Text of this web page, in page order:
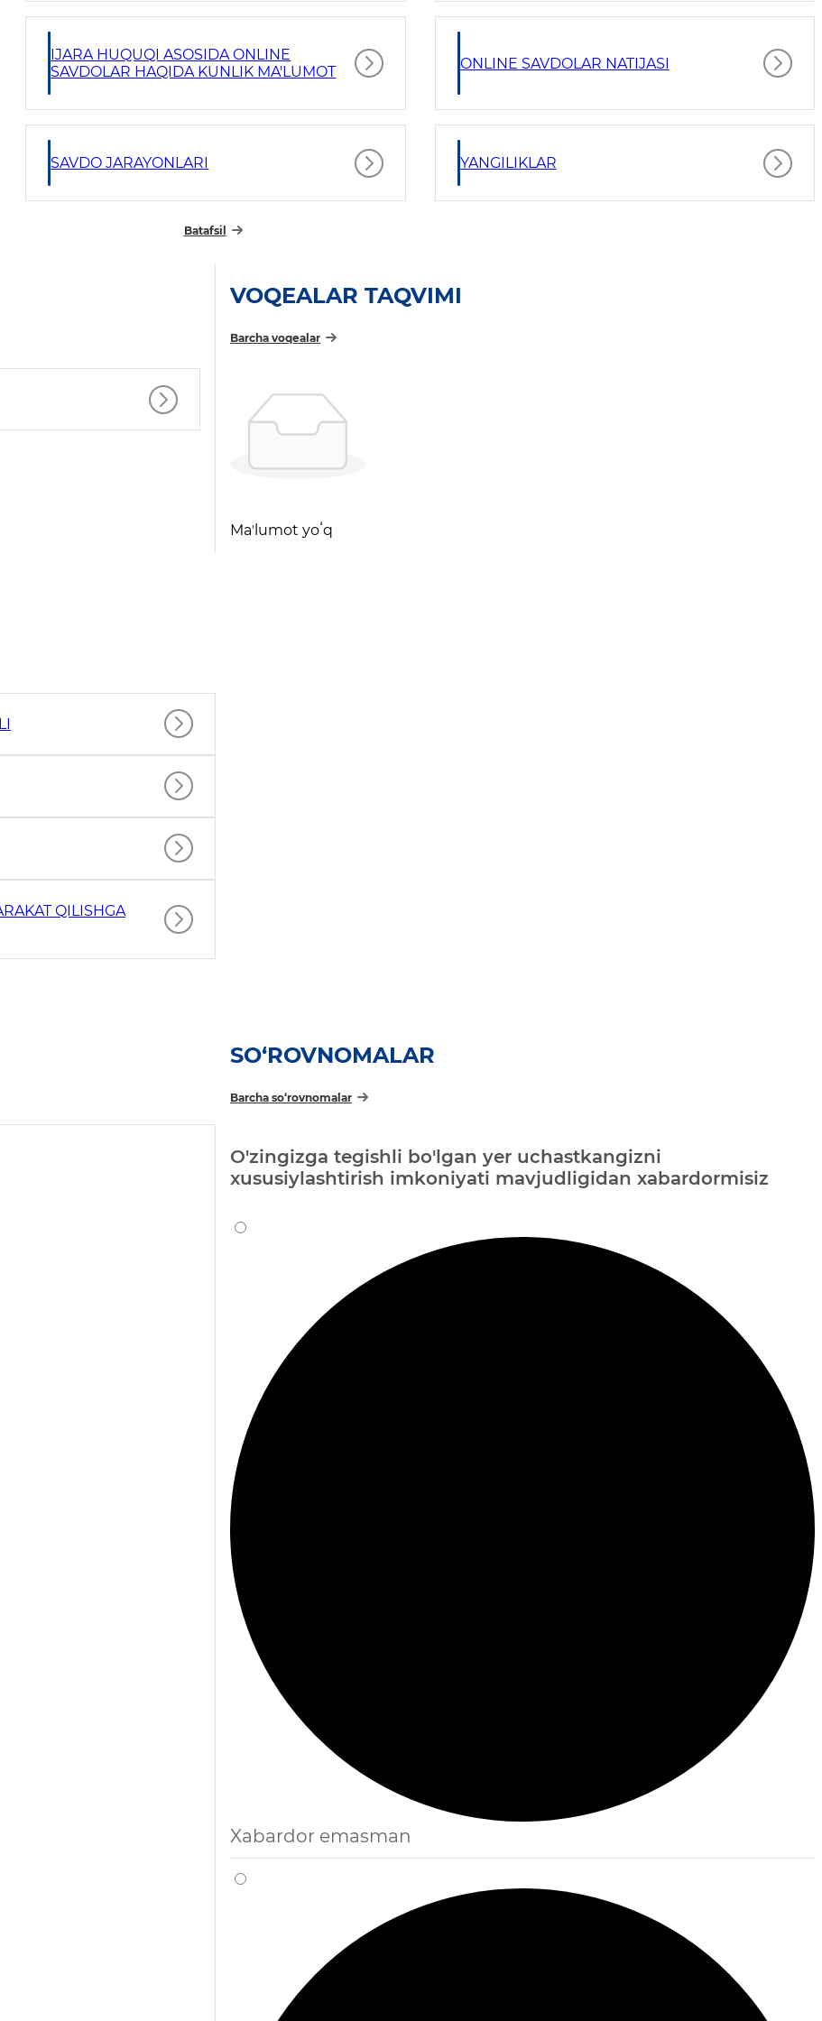
IJARA HUQUQI ASOSIDA ONLINE
SAVDOLAR HAQIDA KUNLIK MA'LUMOT
ONLINE SAVDOLAR NATIJASI
SAVDO JARAYONLARI YANGILIKLAR
Batafsil
VOQEALAR TAQVIMI
Barcha voqealar
Maʼlumot yoʻq
QILISHGA
SO‘ROVNOMALAR
Barcha so‘rovnomalar
O'zingizga tegishli bo'lgan yer uchastkangizni
xususiylashtirish imkoniyati mavjudligidan xabardormisiz
Xabardor emasman